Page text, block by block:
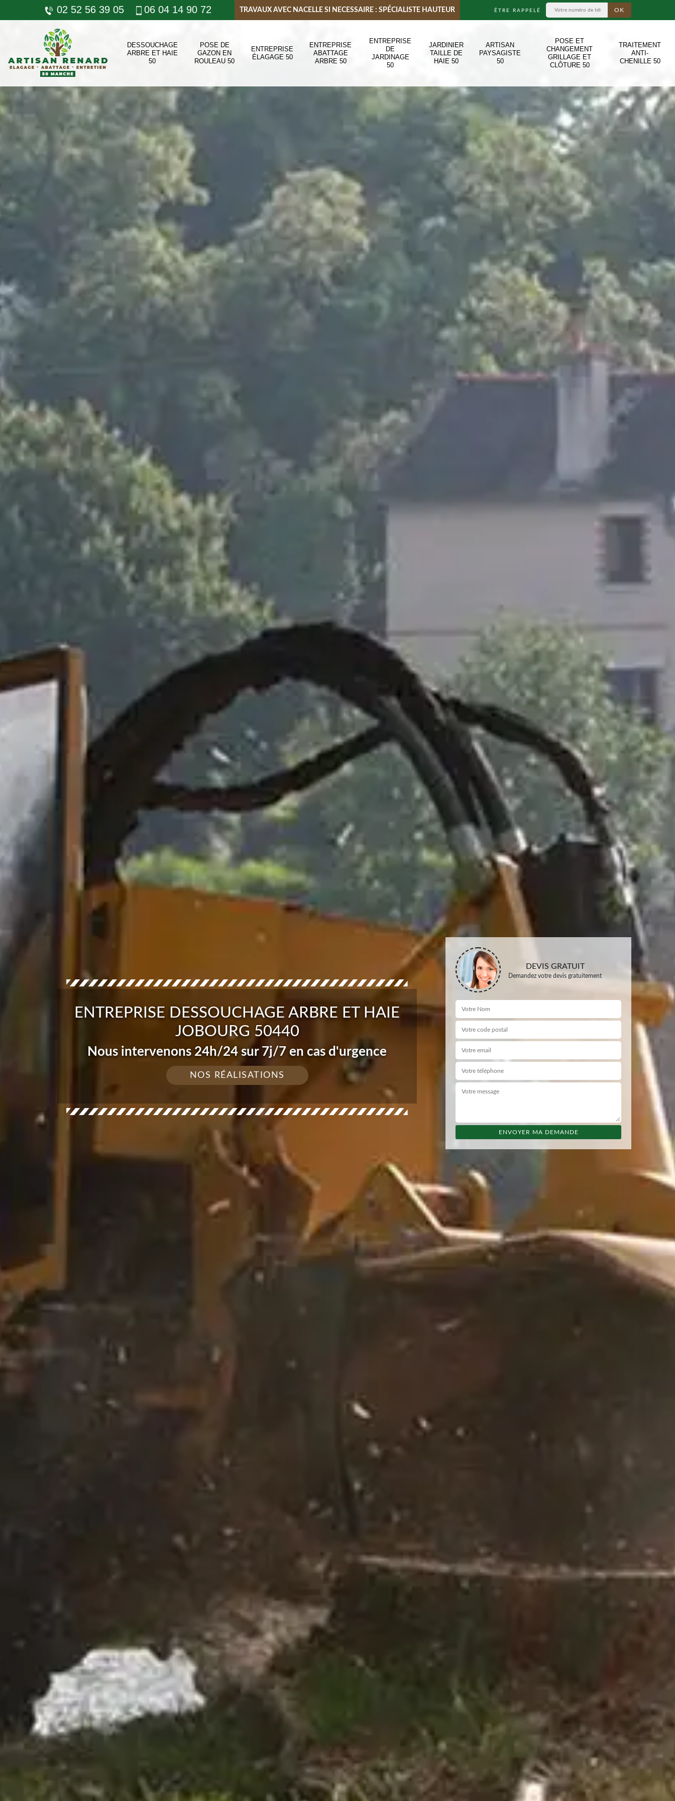
02 52 56 39 05 06 04 14 90 72 TRAVAUX AVEC NACELLE SI NECESSAIRE : SPÉCIALISTE HAUTEUR ÊTRE RAPPELÉ
DESSOUCHAGE
ARBRE ET HAIE
50
POSE DE
GAZON EN
ROULEAU 50
ENTREPRISE
ÉLAGAGE 50
ENTREPRISE
ABATTAGE
ARBRE 50
ENTREPRISE
DE
JARDINAGE
50
JARDINIER
TAILLE DE
HAIE 50
ARTISAN
PAYSAGISTE
50
POSE ET
CHANGEMENT
GRILLAGE ET
CLÔTURE 50
TRAITEMENT
ANTI-
CHENILLE 50
ENTREPRISE DESSOUCHAGE ARBRE ET HAIE
JOBOURG 50440
Nous intervenons 24h/24 sur 7j/7 en cas d'urgence
NOS RÉALISATIONS
DEVIS GRATUIT
Demandez votre devis gratuitement